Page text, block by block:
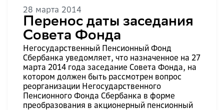
28 марта 2014
Перенос даты заседания
Совета Фонда
Негосударственный Пенсионный Фонд
Сбербанка уведомляет, что назначенное на 27
марта 2014 года заседание Совета Фонда, на
котором должен быть рассмотрен вопрос
реорганизации Негосударственного
Пенсионного Фонда Сбербанка в форме
преобразования в акционерный пенсионный